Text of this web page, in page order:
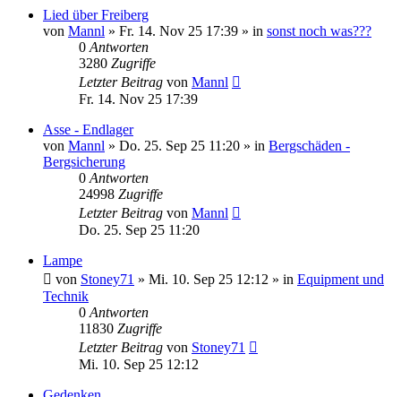
Lied über Freiberg
von Mannl » Fr. 14. Nov 25 17:39 » in sonst noch was???
0 Antworten
3280 Zugriffe
Letzter Beitrag von Mannl
Fr. 14. Nov 25 17:39
Asse - Endlager
von Mannl » Do. 25. Sep 25 11:20 » in Bergschäden -
Bergsicherung
0 Antworten
24998 Zugriffe
Letzter Beitrag von Mannl
Do. 25. Sep 25 11:20
Lampe
von Stoney71 » Mi. 10. Sep 25 12:12 » in Equipment und
Technik
0 Antworten
11830 Zugriffe
Letzter Beitrag von Stoney71
Mi. 10. Sep 25 12:12